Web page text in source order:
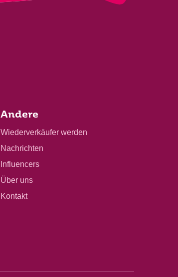
Andere
Wiederverkäufer werden
Nachrichten
Influencers
Über uns
Kontakt